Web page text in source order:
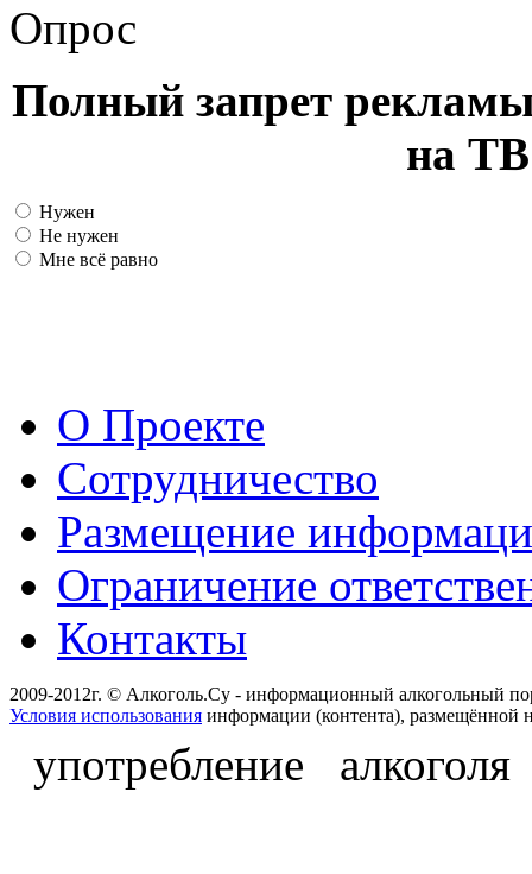
Опрос
Полный запрет
на ТВ
Нужен
Не нужен
Мне всё равно
О Проекте
Сотрудничество
Размещение
Ограничение
Контакты
2009-2012г. © Алкоголь.Су - информационный алкогольный
Условия использования информации (контента), размещённой
употребление